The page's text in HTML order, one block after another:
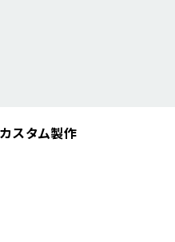
スタム製作